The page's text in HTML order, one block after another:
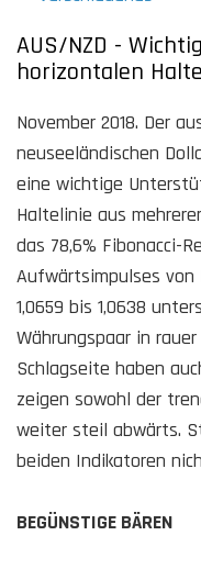
AUS/NZD -
horizontalen
November 2018. Der
neuseeländischen
eine wichtige
Haltelinie aus
das 78,6% Fibonacci-
Aufwärtsimpulses
1,0659 bis 1,0638
Währungspaar in rauer
Schlagseite haben
zeigen sowohl der
weiter steil abwärts.
beiden Indikatoren
BEGÜNSTIGE BÄREN